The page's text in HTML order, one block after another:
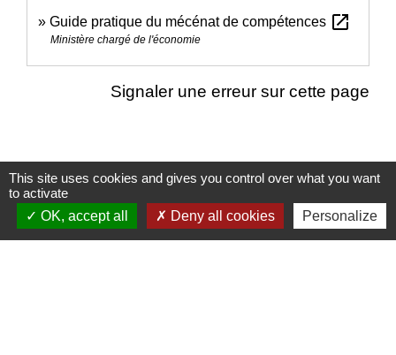
Guide pratique du mécénat de compétences open_in_new
Ministère chargé de l'économie
Signaler une erreur sur cette page
Nous contacter
Commune de Puylaurens
This site uses cookies and gives you control over what you want
to activate
OK, accept all
Deny all cookies Personalize